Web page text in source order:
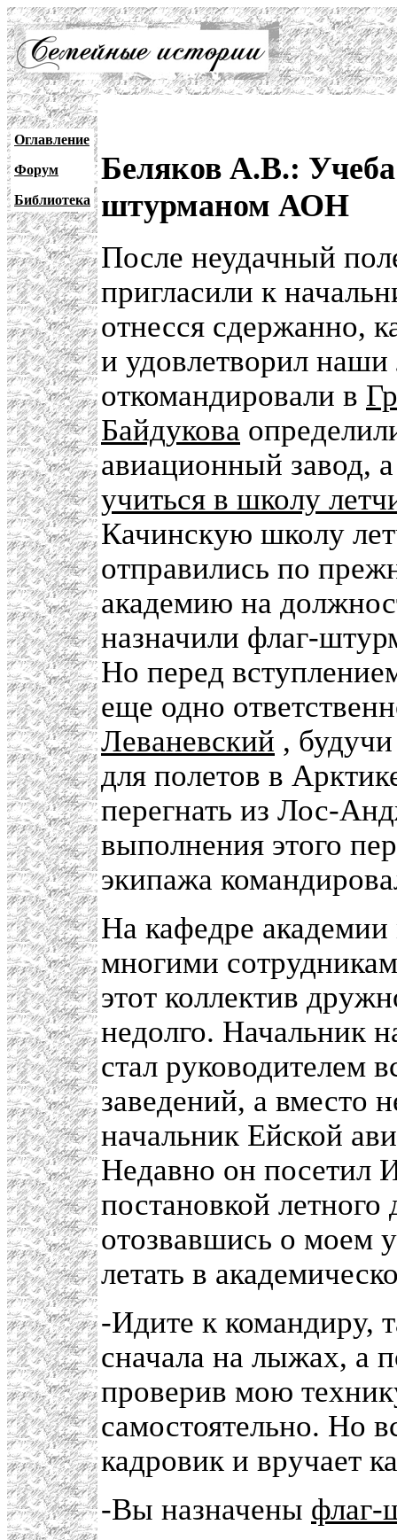
Оглавление
Форум
Библиотека
Беляков А.В.:
штурманом АОН
После неудачный
пригласили к
отнесся сдержанно,
и удовлетворил
откомандировали в
Байдукова
авиационный завод,
учиться в школу
Качинскую школу
отправились по
академию на
назначили флаг-
Но перед
еще одно
Леваневский ,
для полетов в
перегнать из Лос-
выполнения этого
экипажа
На кафедре
многими
этот коллектив
недолго. Начальник
стал руководителем
заведений, а вместо
начальник Ейской
Недавно он посетил
постановкой летного
отозвавшись о моем
летать в
-Идите к командиру,
сначала на лыжах, а
проверив мою
самостоятельно. Но
кадровик и вручает
-Вы назначены